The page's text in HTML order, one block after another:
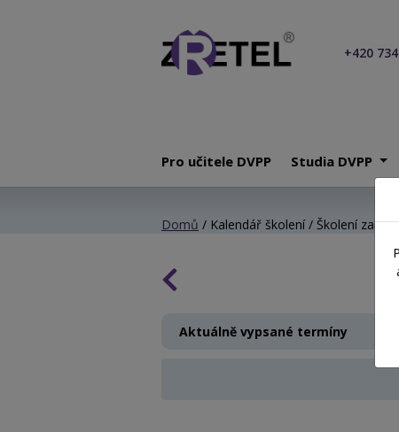
+420
Pro učitele DVPP Studia DVPP
Domů / Kalendář školení / Školení
Aktuálně vypsané termíny